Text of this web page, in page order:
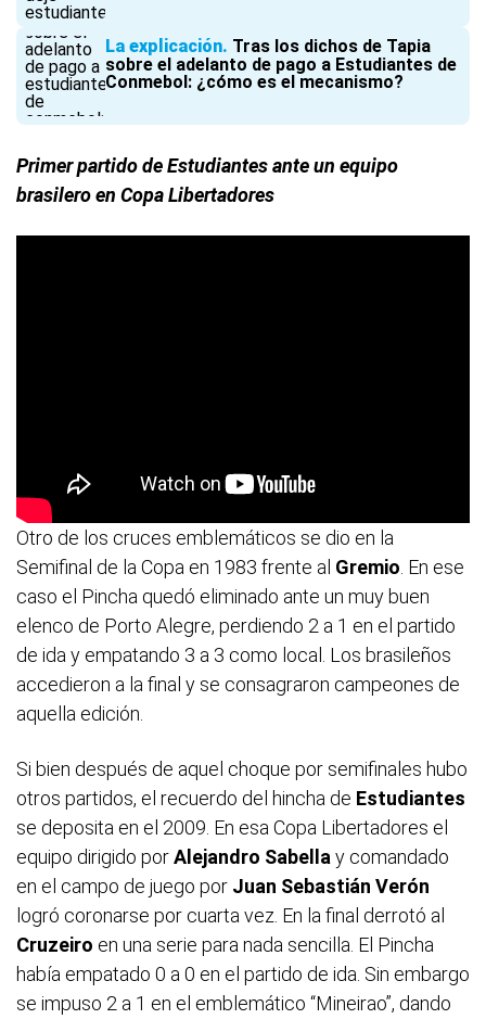
La explicación Tras los dichos de Tapia
sobre el adelanto de pago a Estudiantes de
Conmebol: ¿cómo es el mecanismo?
Primer partido de Estudiantes ante un equipo
brasilero en Copa Libertadores
Otro de los cruces emblemáticos se dio en la
Semifinal de la Copa en 1983 frente al Gremio . En ese
caso el Pincha quedó eliminado ante un muy buen
elenco de Porto Alegre, perdiendo 2 a 1 en el partido
de ida y empatando 3 a 3 como local. Los brasileños
accedieron a la final y se consagraron campeones de
aquella edición.
Si bien después de aquel choque por semifinales hubo
otros partidos, el recuerdo del hincha de Estudiantes
se deposita en el 2009. En esa Copa Libertadores el
equipo dirigido porAlejandro Sabella y comandado
en el campo de juego por Juan Sebastián Verón
logró coronarse por cuarta vez. En la final derrotó al
Cruzeiro en una serie para nada sencilla. El Pincha
había empatado 0 a 0 en el partido de ida. Sin embargo
se impuso 2 a 1 en el emblemático “Mineirao”, dando